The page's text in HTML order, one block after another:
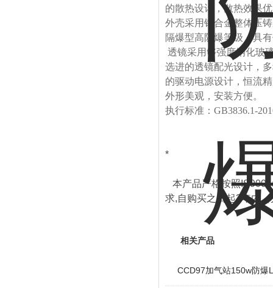
的散热设计，散热效果
外壳采用铝合金整体压
隔爆型高防爆等级，具
透镜采用够强度钢化玻
选进的透镜配光设计，
的驱动电源设计，恒流
外形美观，安装方便。
执行标准：GB3836.1-
*
本产品严格按照
求,自购买之日起3年内
相关产品
CCD97加气站150w防爆